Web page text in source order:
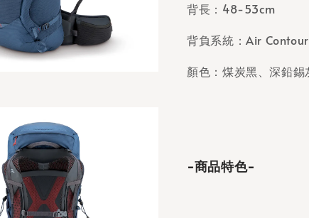
背長：48-53cm
背負系統：Air
顏色：煤炭黑、深鉛
-商品特色-